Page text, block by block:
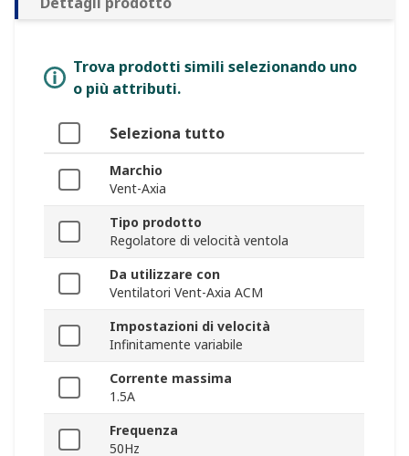
Trova prodotti simili selezionando uno
o più attributi.
Seleziona tutto
Marchio
Vent-Axia
Tipo prodotto
Regolatore di velocità ventola
Da utilizzare con
Ventilatori Vent-Axia ACM
Impostazioni di velocità
Infinitamente variabile
Corrente massima
1.5A
Frequenza
50Hz